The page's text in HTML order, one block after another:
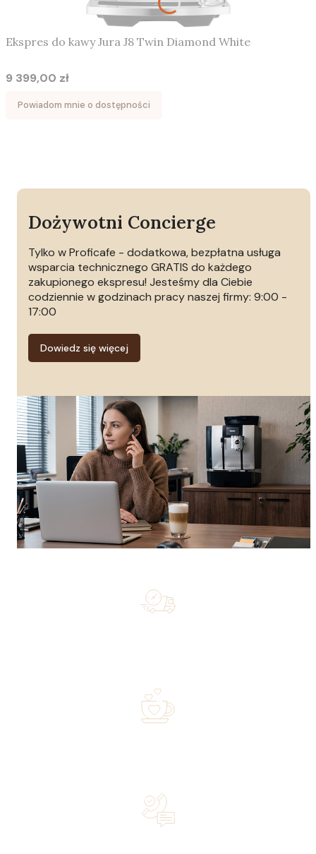
Ekspres do kawy Jura J8 Twin Diamond White
Cena
9 399,00 zł
Powiadom mnie o dostępności
Dożywotni Concierge
Tylko w Proficafe - dodatkowa, bezpłatna usługa
wsparcia technicznego GRATIS do każdego
zakupionego ekspresu! Jesteśmy dla Ciebie
codziennie w godzinach pracy naszej firmy: 9:00 -
17:00
Dowiedz się więcej